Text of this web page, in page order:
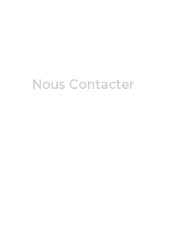
Nous Contacter